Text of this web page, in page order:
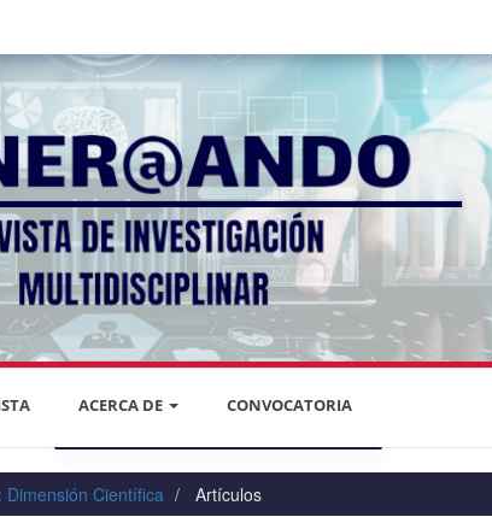
ACERCA DE
DECLARACIÓN DE PRIVACIDAD
CONVOCATORIA
Científica Artículos